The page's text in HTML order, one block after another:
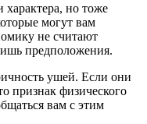
характера, но тоже
могут вам
не считают
предположения.
ушей. Если они
признак физического
вам с этим